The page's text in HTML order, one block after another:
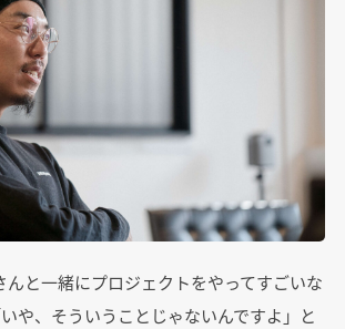
んと一緒にプロジェクトをやってすごいな
や、そういうことじゃないんですよ」と